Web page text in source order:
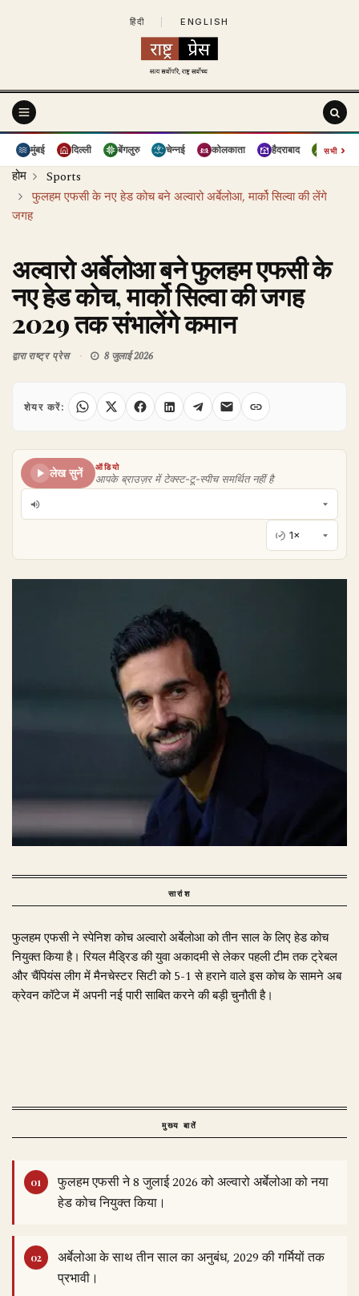
हिंदी ENGLISH
मुंबई दिल्ली बेंगलुरु चेन्नई कोलकाता हैदराबाद पुणे
सभी›
होम
Sports
फुलहम एफसी के नए हेड कोच बने अल्वारो अर्बेलोआ, मार्को सिल्वा की लेंगे
जगह
अल्वारो अर्बेलोआ बने फुलहम एफसी के
नए हेड कोच, मार्को सिल्वा की जगह
2029 तक संभालेंगे कमान
द्वाराराष्ट्र प्रेस 8 जुलाई 2026
शेयर करें:
लेख सुनें
ऑडियो
आपके ब्राउज़र में टेक्स्ट-टू-स्पीच समर्थित नहीं है
सारांश
फुलहम एफसी ने स्पेनिश कोच अल्वारो अर्बेलोआ को तीन साल के लिए हेड कोच
नियुक्त किया है। रियल मैड्रिड की युवा अकादमी से लेकर पहली टीम तक ट्रेबल
और चैंपियंस लीग में मैनचेस्टर सिटी को 5-1 से हराने वाले इस कोच के सामने अब
क्रेवन कॉटेज में अपनी नई पारी साबित करने की बड़ी चुनौती है।
मुख्य बातें
फुलहम एफसी ने 8 जुलाई 2026 को अल्वारो अर्बेलोआ को नया
हेड कोच नियुक्त किया।
अर्बेलोआ के साथ तीन साल का अनुबंध, 2029 की गर्मियों तक
प्रभावी।